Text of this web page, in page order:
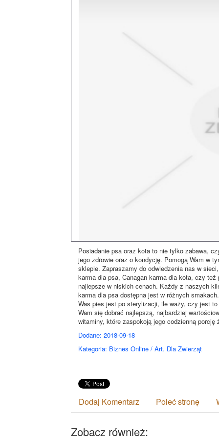
Posiadanie psa oraz kota to nie tylko zabawa,
jego zdrowie oraz o kondycję. Pomogą Wam w
sklepie. Zapraszamy do odwiedzenia nas w
karma dla psa, Canagan karma dla kota, czy
najlepsze w niskich cenach. Każdy z naszych
karma dla psa dostępna jest w różnych
Was pies jest po sterylizacji, ile waży, czy jest
Wam się dobrać najlepszą, najbardziej
witaminy, które zaspokoją jego codzienną porcję
Dodane: 2018-09-18
Kategoria: Biznes Online / Art. Dla Zwierząt
Dodaj Komentarz Poleć stronę
Zobacz również: